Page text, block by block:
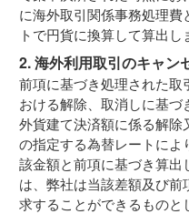
に海外取引関係事務処理
トで円貨に換算して算出し
2. 海外利用取引のキャン
前項に基づき処理された取
おける解除、取消しに基
外貨建て決済額に係る解
の指定する為替レートによ
該金額と前項に基づき算出
は、弊社は当該差額及び
求することができるものと